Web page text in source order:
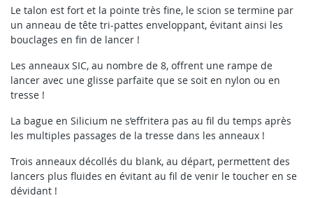
Le talon est fort et la pointe très fine, le scion se termine par
un anneau de tête tri-pattes enveloppant, évitant ainsi les
bouclages en fin de lancer !
Les anneaux SIC, au nombre de 8, offrent une rampe de
lancer avec une glisse parfaite que se soit en nylon ou en
tresse !
La bague en Silicium ne s’effritera pas au fil du temps après
les multiples passages de la tresse dans les anneaux !
Trois anneaux décollés du blank, au départ, permettent des
lancers plus fluides en évitant au fil de venir le toucher en se
dévidant !